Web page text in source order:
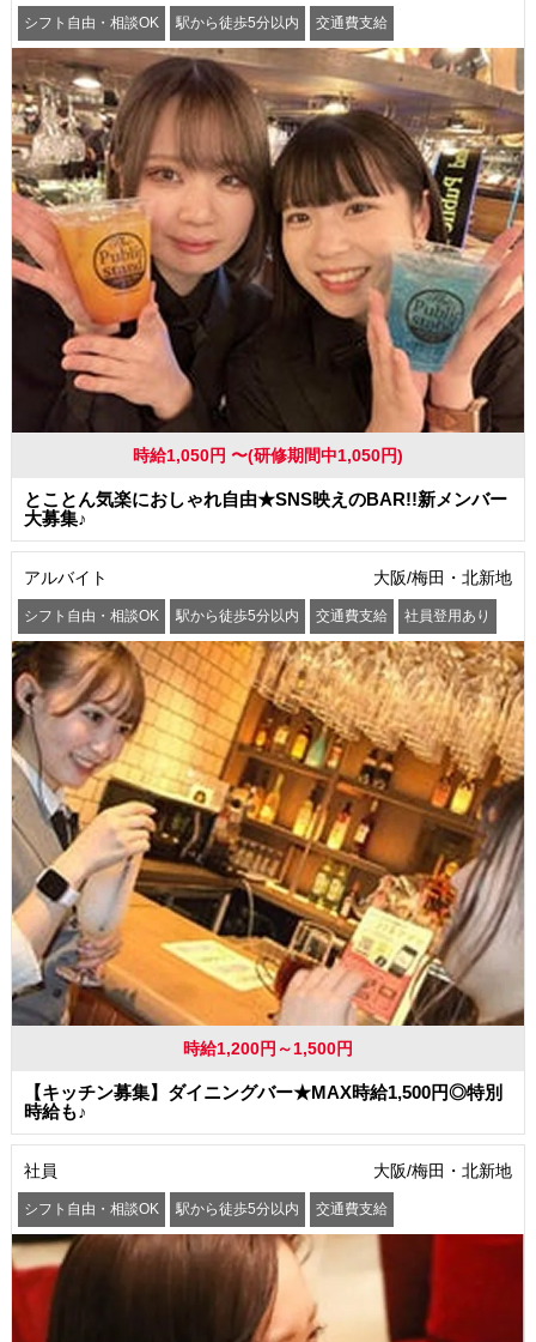
シフト自由・相談OK 駅から徒歩5分以内 交通費支給
時給1,050円 〜(研修期間中1,050円)
とことん気楽におしゃれ自由★SNS映えのBAR!!新メンバー
大募集♪
アルバイト 大阪/梅田・北新地
シフト自由・相談OK 駅から徒歩5分以内 交通費支給 社員登用あり
時給1,200円～1,500円
【キッチン募集】ダイニングバー★MAX時給1,500円◎特別
時給も♪
社員 大阪/梅田・北新地
シフト自由・相談OK 駅から徒歩5分以内 交通費支給